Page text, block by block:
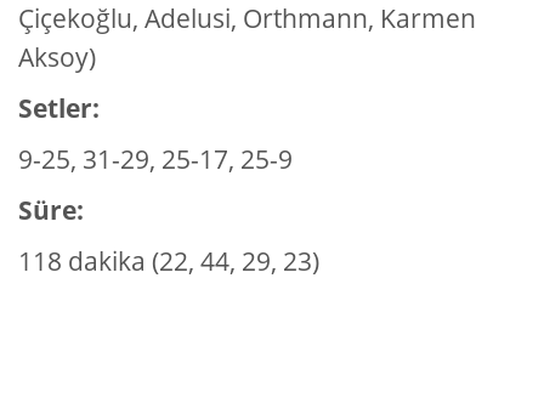
Çiçekoğlu, Adelusi, Orthmann, Karmen
Aksoy)
Setler:
9-25, 31-29, 25-17, 25-9
Süre:
118 dakika (22, 44, 29, 23)